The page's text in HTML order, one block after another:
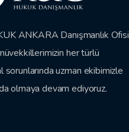
ANKARA Danışmanlık Ofisi
her türlü
sorunlarında uzman ekibimizle
olmaya devam ediyoruz.